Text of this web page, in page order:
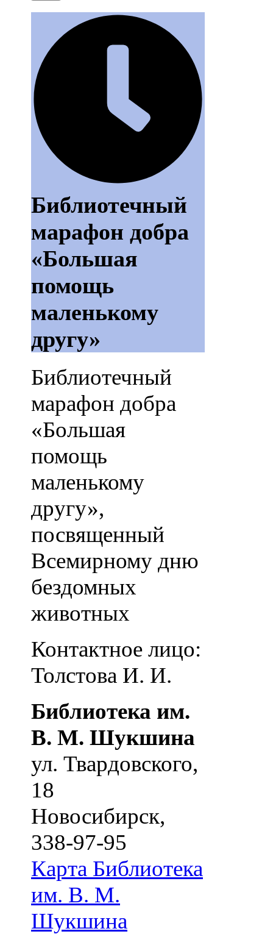
Библиотечный
марафон добра
«Большая
помощь
маленькому
другу»
Библиотечный
марафон добра
«Большая
помощь
маленькому
другу»,
посвященный
Всемирному дню
бездомных
животных
Контактное лицо:
Толстова И. И.
Библиотека им.
В. М. Шукшина
ул. Твардовского,
18
Новосибирск,
338-97-95
Карта Библиотека
им. В. М.
Шукшина